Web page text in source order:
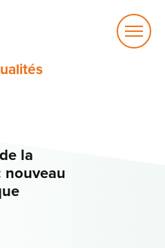
la
nouveau
Ouvrir
le